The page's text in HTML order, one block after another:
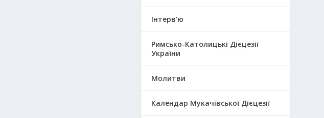
Інтерв’ю
Римсько-Католицькі Дієцезії
України
Молитви
Календар Мукачівської Дієцезії